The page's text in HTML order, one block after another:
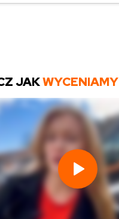
JAKWYCENIAMY